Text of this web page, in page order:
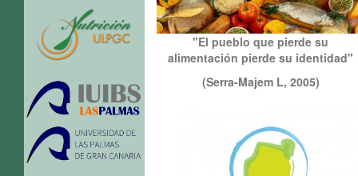
"El pueblo que pierde su
alimentación pierde su identidad"
(Serra-Majem L, 2005)